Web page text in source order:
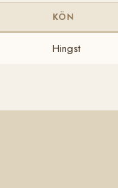
KÖN
Hingst